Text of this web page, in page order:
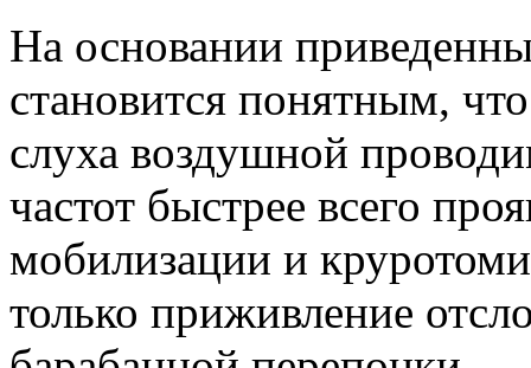
На основании
становится понятным,
слуха воздушной
частот быстрее всего
мобилизации и
только приживление